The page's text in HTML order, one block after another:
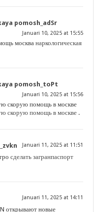
pomosh_adSr
Januari 10, 2025 at 15:55
москванаркологическая
pomosh_toPt
Januari 10, 2025 at 15:56
скорую помощь в москве
скорую помощь в москве .
Januari 11, 2025 at 11:51
сделать загранпаспорт
Januari 11, 2025 at 14:11
открывают новые